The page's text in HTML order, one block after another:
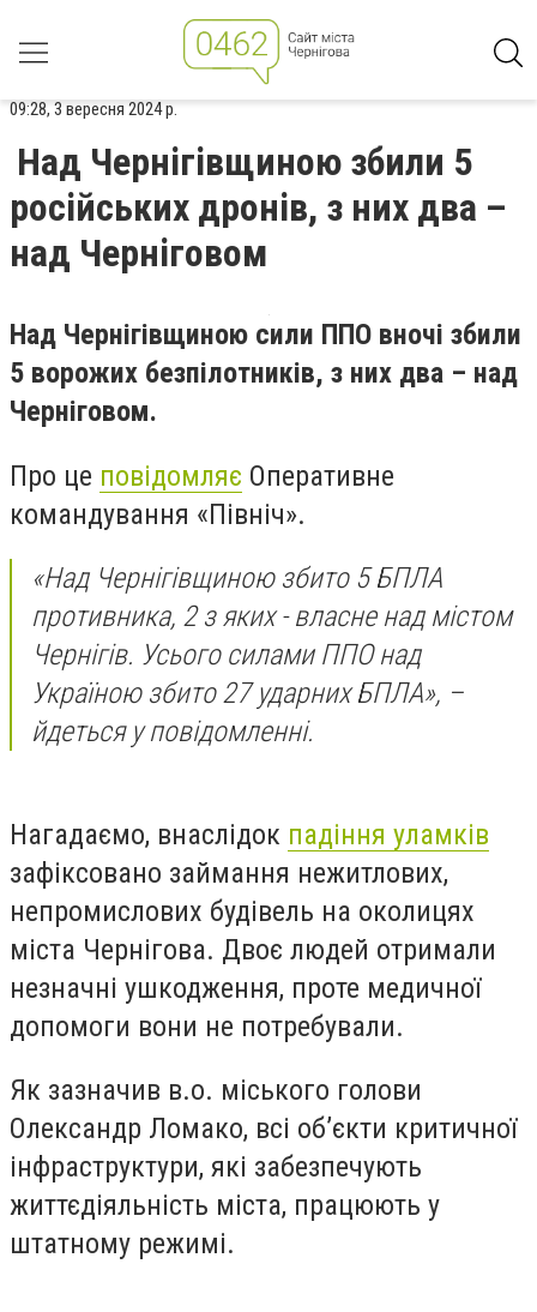
09:28, 3 вересня 2024 р.
Над Чернігівщиною збили 5
російських дронів, з них два –
над Черніговом
Над Чернігівщиною сили ППО вночі збили
5 ворожих безпілотників, з них два – над
Черніговом.
Про це повідомляє Оперативне
командування «Північ».
«Над Чернігівщиною збито 5 БПЛА
противника, 2 з яких - власне над містом
Чернігів. Усього силами ППО над
Україною збито 27 ударних БПЛА», –
йдеться у повідомленні.
Нагадаємо, внаслідок падіння уламків
зафіксовано займання нежитлових,
непромислових будівель на околицях
міста Чернігова. Двоє людей отримали
незначні ушкодження, проте медичної
допомоги вони не потребували.
Як зазначив в.о. міського голови
Олександр Ломако, всі об’єкти критичної
інфраструктури, які забезпечують
життєдіяльність міста, працюють у
штатному режимі.